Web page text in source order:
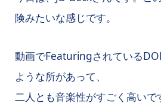
険みたいな感じです。
動画でFeaturingされている
ような所があって、
二人とも音楽性がすごく高いで